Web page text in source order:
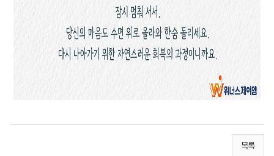
목록